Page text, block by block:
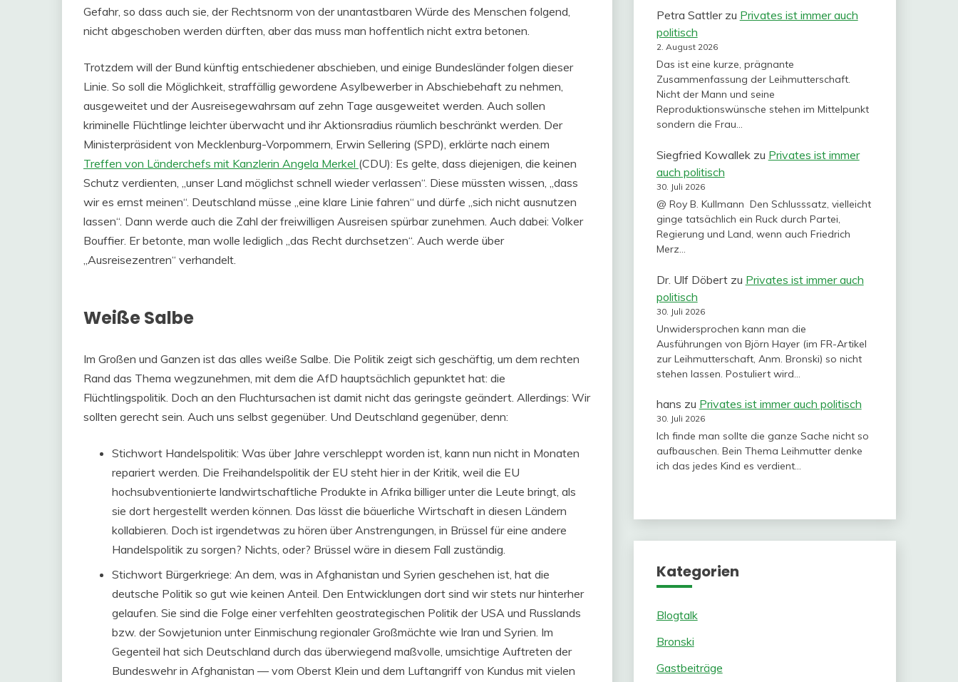
Gefahr, so dass auch sie, der Rechtsnorm von der unantastbaren Würde des Menschen folgend,
nicht abgeschoben werden dürften, aber das muss man hoffentlich nicht extra betonen.
Trotzdem will der Bund künftig entschiedener abschieben, und einige Bundesländer folgen dieser
Linie. So soll die Möglichkeit, straffällig gewordene Asylbewerber in Abschiebehaft zu nehmen,
ausgeweitet und der Ausreisegewahrsam auf zehn Tage ausgeweitet werden. Auch sollen
kriminelle Flüchtlinge leichter überwacht und ihr Aktionsradius räumlich beschränkt werden. Der
Ministerpräsident von Mecklenburg-Vorpommern, Erwin Sellering (SPD), erklärte nach einem
Treffen von Länderchefs mit Kanzlerin Angela Merkel (CDU): Es gelte, dass diejenigen, die keinen
Schutz verdienten, „unser Land möglichst schnell wieder verlassen“. Diese müssten wissen, „dass
wir es ernst meinen“. Deutschland müsse „eine klare Linie fahren“ und dürfe „sich nicht ausnutzen
lassen“. Dann werde auch die Zahl der freiwilligen Ausreisen spürbar zunehmen. Auch dabei: Volker
Bouffier. Er betonte, man wolle lediglich „das Recht durchsetzen“. Auch werde über
„Ausreisezentren“ verhandelt.
Weiße Salbe
Im Großen und Ganzen ist das alles weiße Salbe. Die Politik zeigt sich geschäftig, um dem rechten
Rand das Thema wegzunehmen, mit dem die AfD hauptsächlich gepunktet hat: die
Flüchtlingspolitik. Doch an den Fluchtursachen ist damit nicht das geringste geändert. Allerdings: Wir
sollten gerecht sein. Auch uns selbst gegenüber. Und Deutschland gegenüber, denn:
Stichwort Handelspolitik: Was über Jahre verschleppt worden ist, kann nun nicht in Monaten
repariert werden. Die Freihandelspolitik der EU steht hier in der Kritik, weil die EU
hochsubventionierte landwirtschaftliche Produkte in Afrika billiger unter die Leute bringt, als
sie dort hergestellt werden können. Das lässt die bäuerliche Wirtschaft in diesen Ländern
kollabieren. Doch ist irgendetwas zu hören über Anstrengungen, in Brüssel für eine andere
Handelspolitik zu sorgen? Nichts, oder? Brüssel wäre in diesem Fall zuständig.
Stichwort Bürgerkriege: An dem, was in Afghanistan und Syrien geschehen ist, hat die
deutsche Politik so gut wie keinen Anteil. Den Entwicklungen dort sind wir stets nur hinterher
gelaufen. Sie sind die Folge einer verfehlten geostrategischen Politik der USA und Russlands
bzw. der Sowjetunion unter Einmischung regionaler Großmächte wie Iran und Syrien. Im
Gegenteil hat sich Deutschland durch das überwiegend maßvolle, umsichtige Auftreten der
Bundeswehr in Afghanistan — vom Oberst Klein und dem Luftangriff von Kundus mit vielen
Petra Sattlerzu Privates ist immer auch
politisch
2. August 2026
Das ist eine kurze, prägnante
Zusammenfassung der Leihmutterschaft.
Nicht der Mann und seine
Reproduktionswünsche stehen im Mittelpunkt
sondern die Frau…
Siegfried Kowallekzu Privates ist immer
auch politisch
30. Juli 2026
@ Roy B. Kullmann Den Schlusssatz, vielleicht
ginge tatsächlich ein Ruck durch Partei,
Regierung und Land, wenn auch Friedrich
Merz…
Dr. Ulf Döbertzu Privates ist immer auch
politisch
30. Juli 2026
Unwidersprochen kann man die
Ausführungen von Björn Hayer (im FR-Artikel
zur Leihmutterschaft, Anm. Bronski) so nicht
stehen lassen. Postuliert wird…
hans zu Privates ist immer auch politisch
30. Juli 2026
Ich finde man sollte die ganze Sache nicht so
aufbauschen. Bein Thema Leihmutter denke
ich das jedes Kind es verdient…
Kategorien
Blogtalk
Bronski
Gastbeiträge